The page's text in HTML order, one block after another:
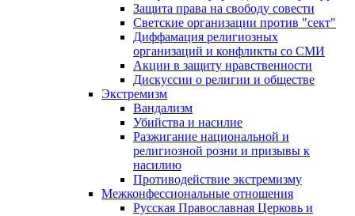
Защита права на свободу совести
Светские организации против "сект"
Диффамация религиозных
организаций и конфликты со СМИ
Акции в защиту нравственности
Дискуссии о религии и обществе
Экстремизм
Вандализм
Убийства и насилие
Разжигание национальной и
религиозной розни и призывы к
насилию
Противодействие экстремизму
Межконфессиональные отношения
Русская Православная Церковь и